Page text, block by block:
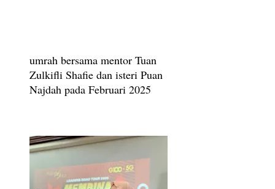
umrah bersama mentor Tuan
Zulkifli Shafie dan isteri Puan
Najdah pada Februari 2025